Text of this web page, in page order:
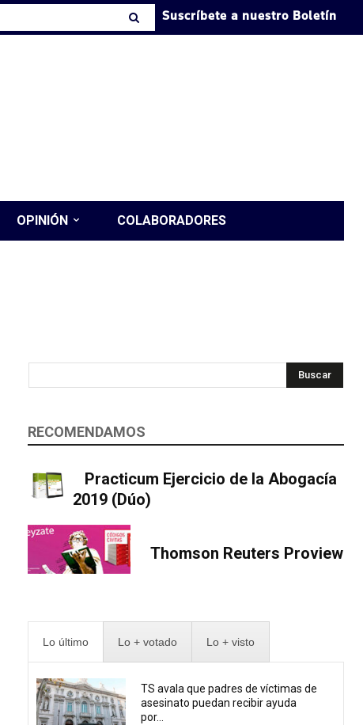
Suscríbete a nuestro Boletín
OPINIÓN COLABORADORES
Buscar
RECOMENDAMOS
Practicum Ejercicio de la Abogacía
2019 (Dúo)
Thomson Reuters Proview
Lo último Lo + votado Lo + visto
TS avala que padres de víctimas de
asesinato puedan recibir ayuda
por...